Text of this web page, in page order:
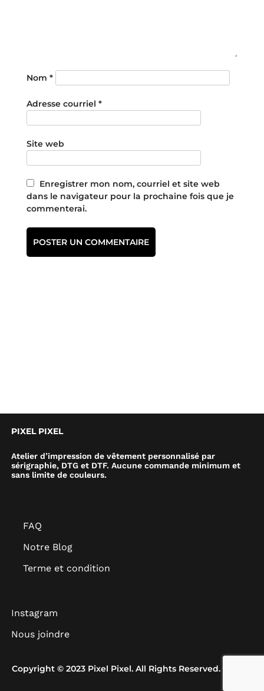
Nom *
Adresse courriel *
Site web
Enregistrer mon nom, courriel et site web
dans le navigateur pour la prochaine fois que je
commenterai.
PIXEL PIXEL
Atelier d’impression de vêtement personnalisé par
sérigraphie, DTG et DTF. Aucune commande minimum et
sans limite de couleurs.
FAQ
Notre Blog
Terme et condition
Instagram
Nous joindre
Copyright © 2023 Pixel Pixel. All Rights Reserved.